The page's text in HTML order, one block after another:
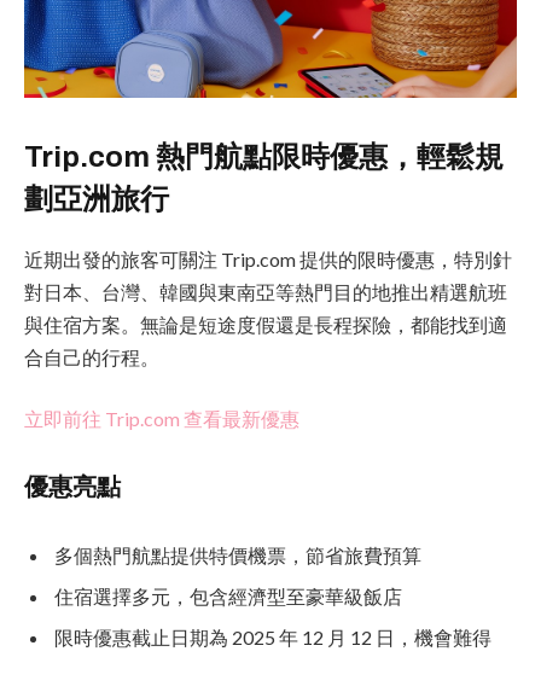
Trip.com 熱門航點限時優惠，輕鬆規
劃亞洲旅行
近期出發的旅客可關注 Trip.com 提供的限時優惠，特別針
對日本、台灣、韓國與東南亞等熱門目的地推出精選航班
與住宿方案。無論是短途度假還是長程探險，都能找到適
合自己的行程。
立即前往 Trip.com 查看最新優惠
優惠亮點
多個熱門航點提供特價機票，節省旅費預算
住宿選擇多元，包含經濟型至豪華級飯店
限時優惠截止日期為 2025 年 12 月 12 日，機會難得